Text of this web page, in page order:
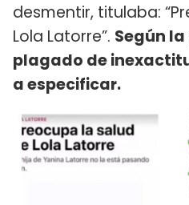
desmentir, titulaba:
Lola Latorre”. Según
plagado de
a especificar.